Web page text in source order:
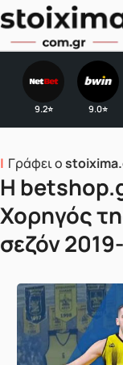
Skip to main content
9.2⭐ 9.0⭐
Γράφει ο
H
Χορηγός
σεζόν